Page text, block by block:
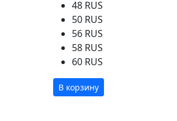
48 RUS
50 RUS
56 RUS
58 RUS
60 RUS
В корзину